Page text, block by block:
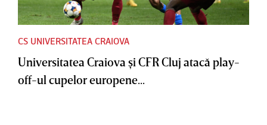
CS UNIVERSITATEA CRAIOVA
Universitatea Craiova şi CFR Cluj atacă play-
off-ul cupelor europene...